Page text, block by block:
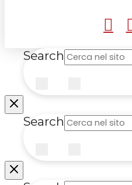
Search
Search